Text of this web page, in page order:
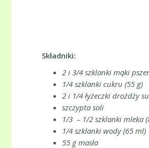
Składniki:
2 i 3/4 szklanki mąki
1/4 szklanki cukru (55 g)
2 i 1/4 łyżeczki drożdży
szczypta soli
1/3 – 1/2 szklanki mleka
1/4 szklanki wody (65 ml)
55 g masła